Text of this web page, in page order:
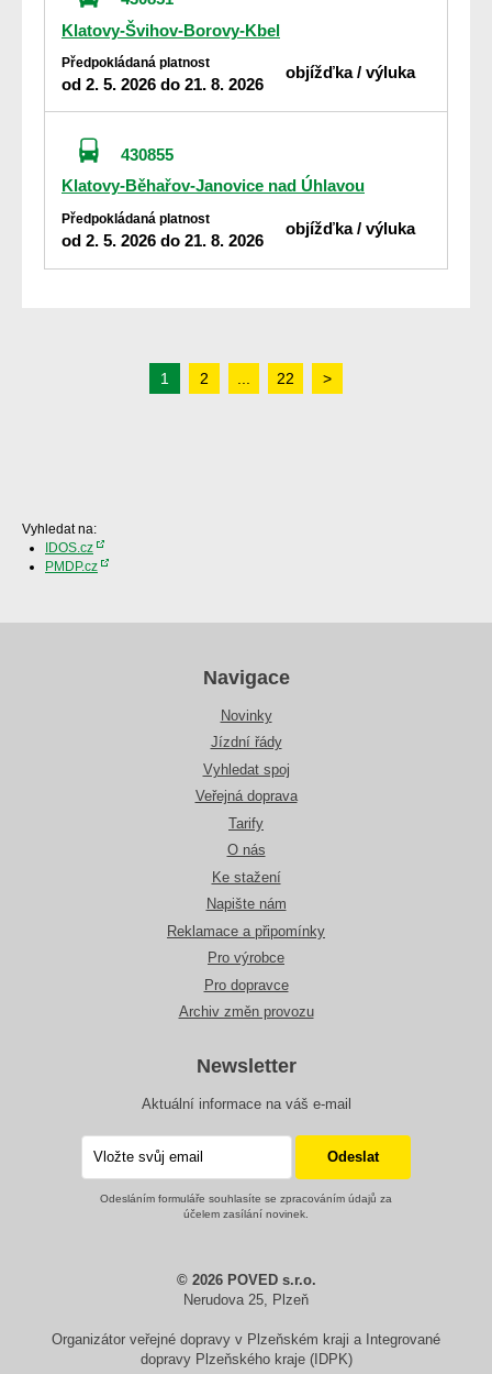
Klatovy-Švihov-Borovy-Kbel
Předpokládaná platnost
od 2. 5. 2026 do 21. 8. 2026
objížďka / výluka
430855
Klatovy-Běhařov-Janovice nad Úhlavou
Předpokládaná platnost
od 2. 5. 2026 do 21. 8. 2026
objížďka / výluka
1 2 22 >
Vyhledat na:
IDOS.cz
PMDP.cz
Navigace
Novinky
Jízdní řády
Vyhledat spoj
Veřejná doprava
Tarify
O nás
Ke stažení
Napište nám
Reklamace a připomínky
Pro výrobce
Pro dopravce
Archiv změn provozu
Newsletter
Aktuální informace na váš e-mail
Odesláním formuláře souhlasíte se zpracováním údajů za
účelem zasílání novinek.
© 2026 POVED s.r.o.
Nerudova 25, Plzeň
Organizátor veřejné dopravy v Plzeňském kraji a Integrované
dopravy Plzeňského kraje (IDPK)